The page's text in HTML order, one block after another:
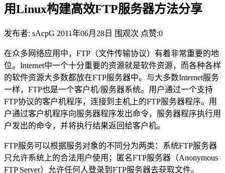
用Linux构建高效FTP服务器方法分享
发布者: sAcpG 2011年06月28日 围观次 点赞:0
在众多网络应用中，FTP（文件传输协议）有着非常重要的地
位。Internet中一个十分重要的资源就是软件资源，而各种各样
的软件资源大多数都放在FTP服务器中。与大多数Internet服务
一样，FTP也是一个客户机/服务器系统。用户通过一个支持
FTP协议的客户机程序，连接到主机上的FTP服务器程序。用
户通过客户机程序向服务器程序发出命令，服务器程序执行用
户发出的命令，并将执行结果返回给客户机。
FTP服务可以根据服务对象的不同分为两类：系统FTP服务器
只允许系统上的合法用户使用；匿名FTP服务器（Anonymous
FTP Server）允许任何人登录到FTP服务器去获取文件。